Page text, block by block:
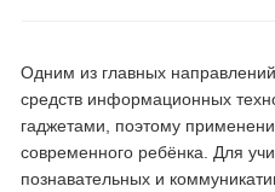
Одним из главных
средств информационных
гаджетами, поэтому
современного ребёнка. Для
познавательных и